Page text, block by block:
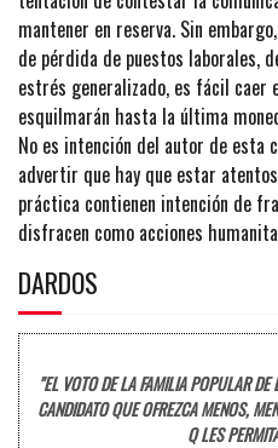
mantener en reserva. Sin
de pérdida de puestos laborales,
estrés generalizado, es fácil caer
esquilmarán hasta la última
No es intención del autor de esta
advertir que hay que estar
práctica contienen intención de
disfracen como acciones
DARDOS
"EL VOTO DE LA FAMILIA POPULAR
CANDIDATO QUE OFREZCA MENOS,
Q LES